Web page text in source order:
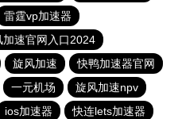
雷霆vp加速器
加速官网入口2024
旋风加速
快鸭加速器官网
一元机场
旋风加速npv
ios加速器
快连lets加速器